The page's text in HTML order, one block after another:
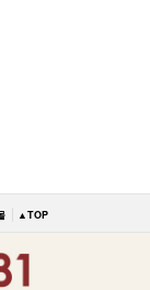
▲TOP